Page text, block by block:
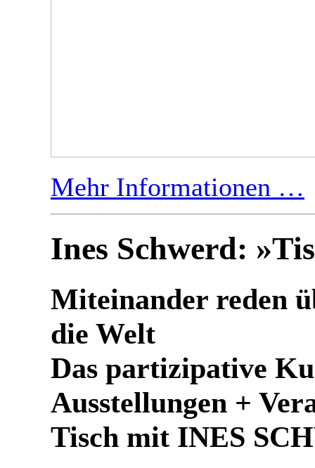
Mehr Informationen …
Ines Schwerd:
Miteinander reden
die Welt
Das partizipative
Ausstellungen +
Tisch mit INES